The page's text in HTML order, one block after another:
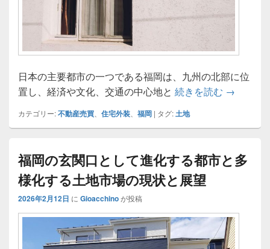
日本の主要都市の一つである福岡は、九州の北部に位
置し、経済や文化、交通の中心地と 続きを読む 人口流入
→
カテゴリー:不動産売買 住宅外装 福岡 | タグ:土地
福岡の玄関口として進化する都市と多
様化する土地市場の現状と展望
2026年2月12日 に Gioacchinoが投稿